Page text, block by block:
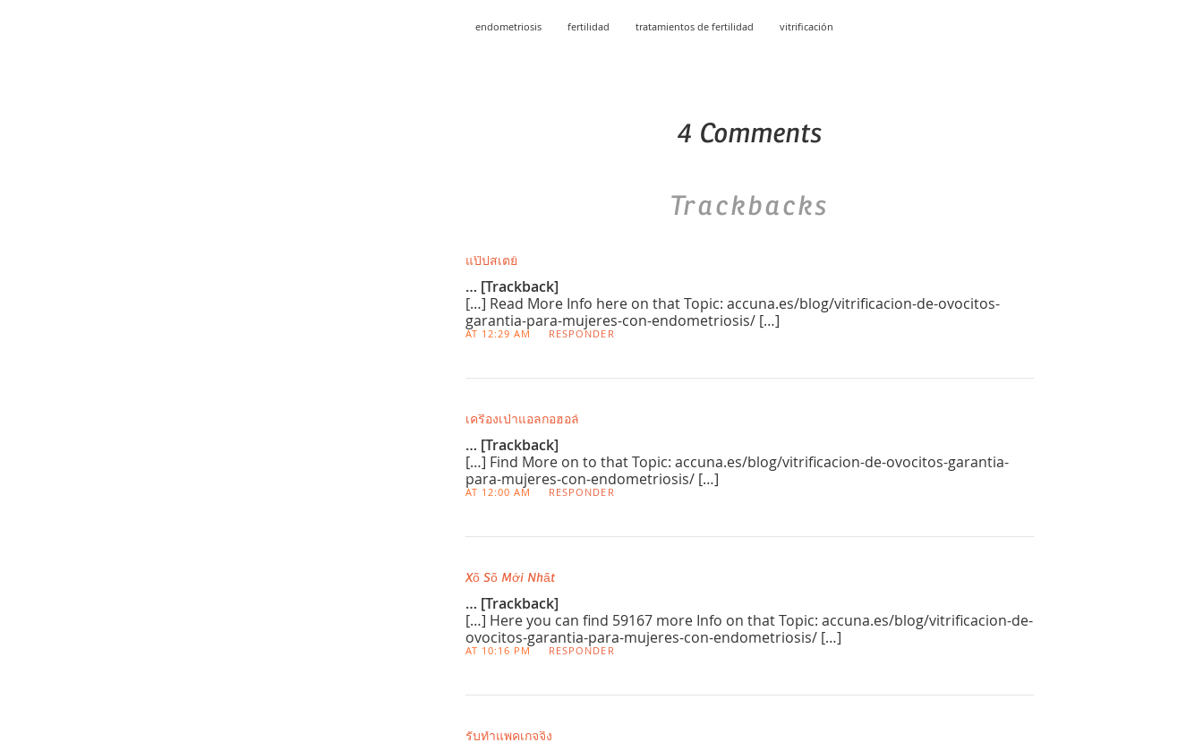
endometriosis fertilidad tratamientos de fertilidad vitrificación
4 Comments
Trackbacks
แป๊ปสเตย์
… [Trackback]
[…] Read More Info here on that Topic: accuna.es/blog/vitrificacion-de-ovocitos-
garantia-para-mujeres-con-endometriosis/ […]
AT 12:29 AM RESPONDER
เครื่องเป่าแอลกอฮอล์
… [Trackback]
[…] Find More on to that Topic: accuna.es/blog/vitrificacion-de-ovocitos-garantia-
para-mujeres-con-endometriosis/ […]
AT 12:00 AM RESPONDER
Xổ Số Mới Nhất
… [Trackback]
[…] Here you can find 59167 more Info on that Topic: accuna.es/blog/vitrificacion-de-
ovocitos-garantia-para-mujeres-con-endometriosis/ […]
AT 10:16 PM RESPONDER
รับทำแพคเกจจิ้ง